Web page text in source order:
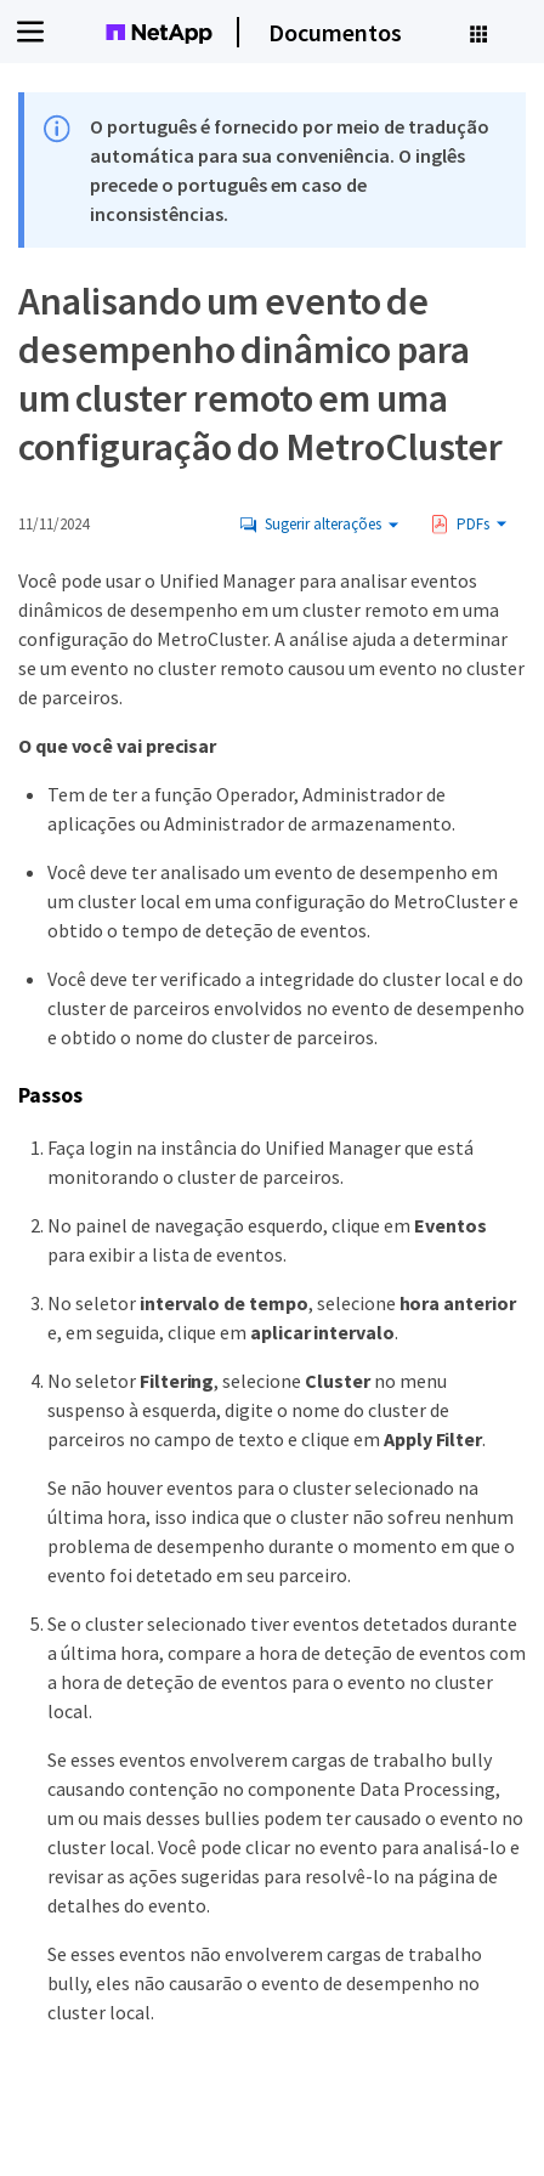
Documentos
O português é fornecido por meio de tradução
automática para sua conveniência. O inglês
precede o português em caso de
inconsistências.
Analisando um evento de
desempenho dinâmico para
um cluster remoto em uma
configuração do MetroCluster
11/11/2024 Sugerir alterações PDFs
Você pode usar o Unified Manager para analisar eventos
dinâmicos de desempenho em um cluster remoto em uma
configuração do MetroCluster. A análise ajuda a determinar
se um evento no cluster remoto causou um evento no cluster
de parceiros.
O que você vai precisar
Tem de ter a função Operador, Administrador de
aplicações ou Administrador de armazenamento.
Você deve ter analisado um evento de desempenho em
um cluster local em uma configuração do MetroCluster e
obtido o tempo de deteção de eventos.
Você deve ter verificado a integridade do cluster local e do
cluster de parceiros envolvidos no evento de desempenho
e obtido o nome do cluster de parceiros.
Passos
Faça login na instância do Unified Manager que está
monitorando o cluster de parceiros.
No painel de navegação esquerdo, clique em Eventos
para exibir a lista de eventos.
No seletor intervalo de tempo, selecione hora anterior
e, em seguida, clique em aplicar intervalo.
No seletor Filtering, selecione Clusterno menu
suspenso à esquerda, digite o nome do cluster de
parceiros no campo de texto e clique em Apply Filter.
Se não houver eventos para o cluster selecionado na
última hora, isso indica que o cluster não sofreu nenhum
problema de desempenho durante o momento em que o
evento foi detetado em seu parceiro.
Se o cluster selecionado tiver eventos detetados durante
a última hora, compare a hora de deteção de eventos com
a hora de deteção de eventos para o evento no cluster
local.
Se esses eventos envolverem cargas de trabalho bully
causando contenção no componente Data Processing,
um ou mais desses bullies podem ter causado o evento no
cluster local. Você pode clicar no evento para analisá-lo e
revisar as ações sugeridas para resolvê-lo na página de
detalhes do evento.
Se esses eventos não envolverem cargas de trabalho
bully, eles não causarão o evento de desempenho no
cluster local.